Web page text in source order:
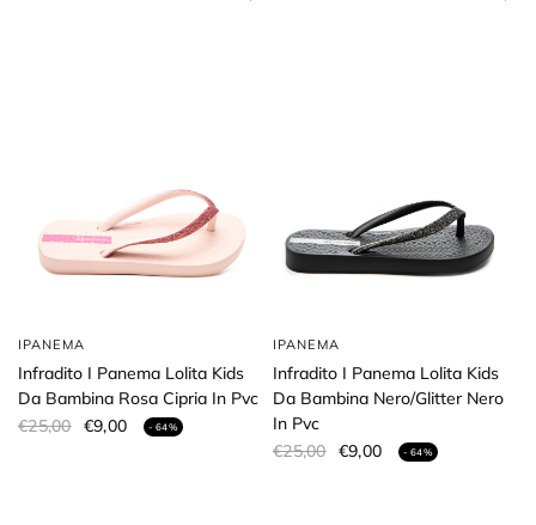
IPANEMA
Infradito I Panema Lolita Kids
Da Bambina Rosa Cipria In Pvc
€25,00 €9,00 - 64%
IPANEMA
Infradito I Panema Lolita Kids
Da Bambina Nero/Glitter Nero
In Pvc
€25,00 €9,00 - 64%